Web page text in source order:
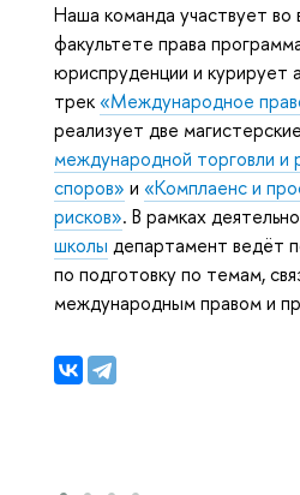
Наша команда участвует во
факультете права
юриспруденции и курирует
трек«Международное
реализует две
международной торговли и
споров» и «Комплаенс и
рисков». В рамках
школы департамент ведёт
по подготовку по темам,
международным правом и